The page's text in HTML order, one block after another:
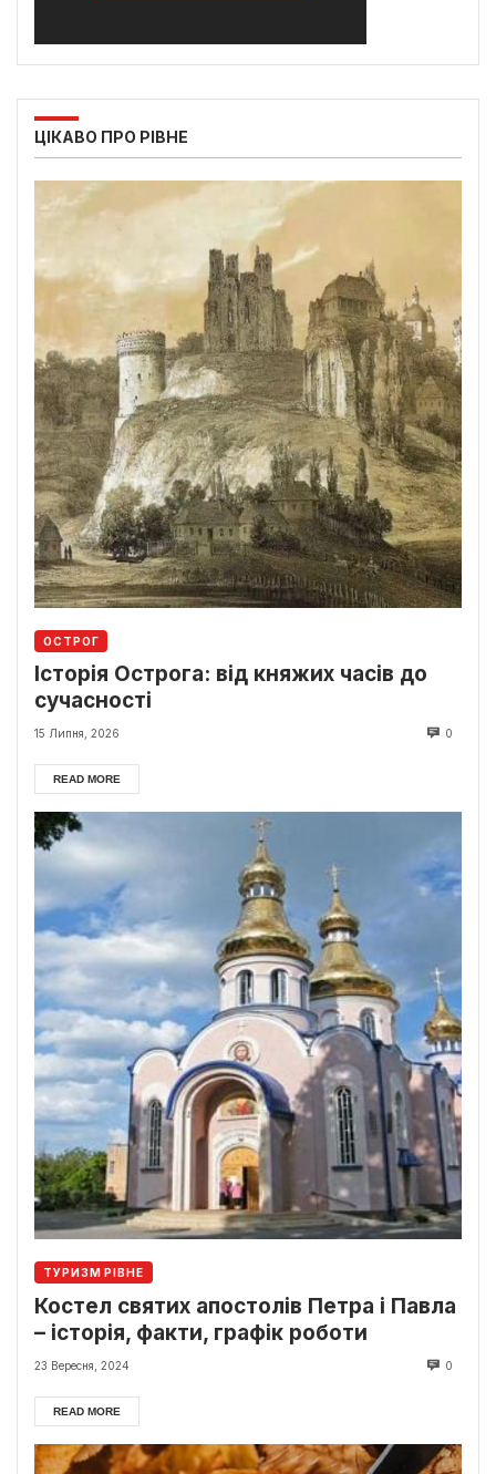
ЦІКАВО ПРО РІВНЕ
ОСТРОГ
Історія Острога: від княжих часів до
сучасності
15 Липня, 2026 0
READ MORE
ТУРИЗМ РІВНЕ
Костел святих апостолів Петра і Павла
– історія, факти, графік роботи
23 Вересня, 2024 0
READ MORE